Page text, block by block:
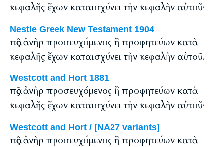
κεφαλῆς ἔχων καταισχύνει τὴν κεφαλὴν αὐτοῦ·
Nestle Greek New Testament 1904
πᾶς ἀνὴρ προσευχόμενος ἢ προφητεύων κατὰ
κεφαλῆς ἔχων καταισχύνει τὴν κεφαλὴν αὐτοῦ.
Westcott and Hort 1881
πᾶς ἀνὴρ προσευχόμενος ἢ προφητεύων κατὰ
κεφαλῆς ἔχων καταισχύνει τὴν κεφαλὴν αὐτοῦ·
Westcott and Hort / [NA27 variants]
πᾶς ἀνὴρ προσευχόμενος ἢ προφητεύων κατὰ